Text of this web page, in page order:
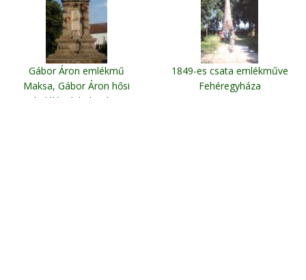
Gábor Áron emlékmű
Maksa, Gábor Áron hősi
halálának helyszíne
1849-es csata emlékműve
Fehéregyháza